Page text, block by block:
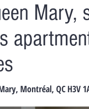
Mary,
Montréal, QC H3V